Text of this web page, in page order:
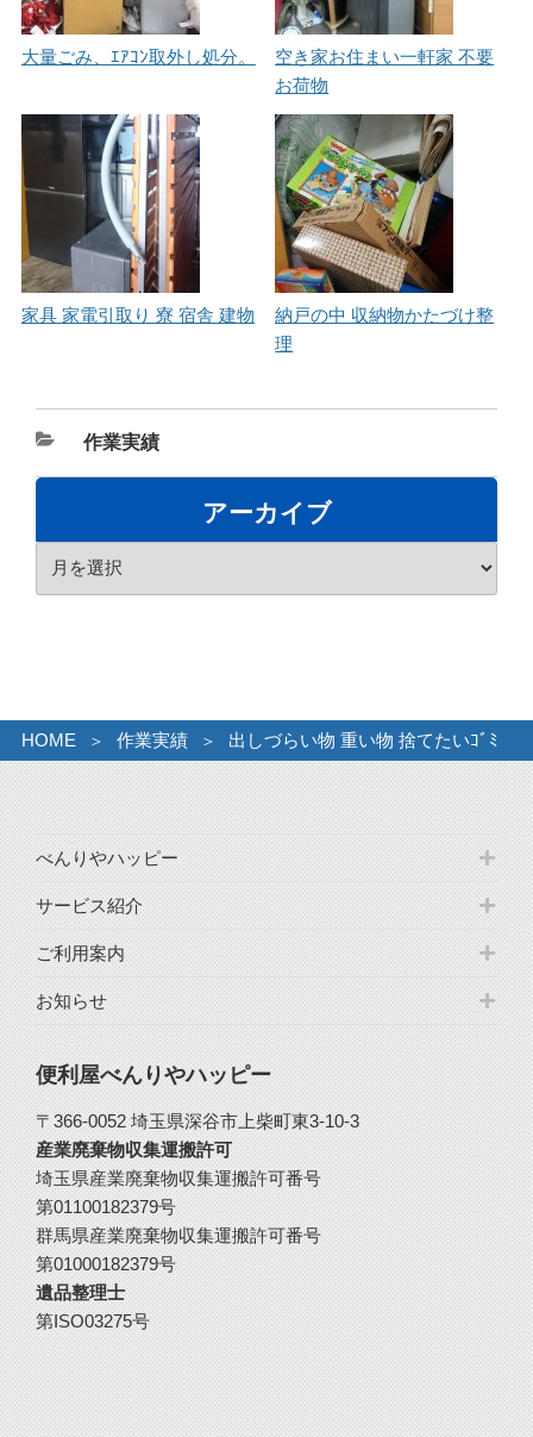
大量ごみ、ｴｱｺﾝ取外し処分。
空き家お住まい一軒家 不要
お荷物
家具 家電引取り 寮 宿舎 建物
納戸の中 収納物かたづけ整
理
カ
テ
ー
作業実績
アーカイブ
HOME 作業実績 出しづらい物 重い物 捨てたいｺﾞﾐ
べんりやハッピー
サービス紹介
ご利用案内
お知らせ
便利屋べんりやハッピー
〒366-0052 埼玉県深谷市上柴町東3-10-3
産業廃棄物収集運搬許可
埼玉県産業廃棄物収集運搬許可番号
第01100182379号
群馬県産業廃棄物収集運搬許可番号
第01000182379号
遺品整理士
第ISO03275号